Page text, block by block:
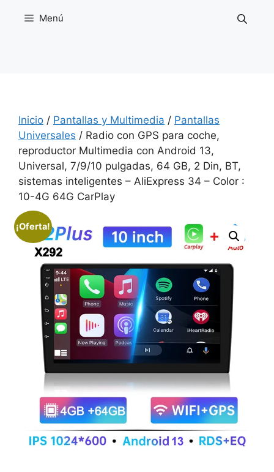
Menú
Inicio / Pantallas y Multimedia / Pantallas
Universales / Radio con GPS para coche,
reproductor Multimedia con Android 13,
Universal, 7/9/10 pulgadas, 64 GB, 2 Din, BT,
sistemas inteligentes – AliExpress 34 – Color :
10-4G 64G CarPlay
¡Oferta!